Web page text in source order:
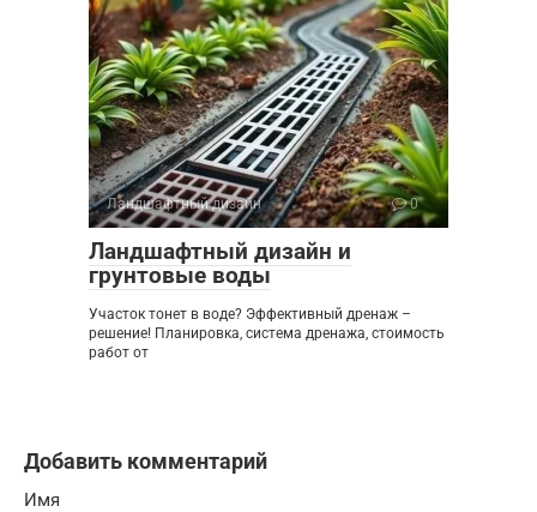
Ландшафтный дизайн 0
Ландшафтный дизайн и
грунтовые воды
Участок тонет в воде? Эффективный дренаж –
решение! Планировка, система дренажа, стоимость
работ от
Добавить комментарий
Имя